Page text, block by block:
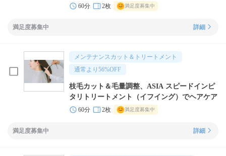
60分 2枚 満足度募集中
満足度募集中 詳細
メンテナンスカット＆トリートメント
通常より 56%OFF
枝毛カット＆毛量調整、ASIA スピードインピ
タリトリートメント（イフイング）でヘアケア
60分 2枚 満足度募集中
満足度募集中 詳細